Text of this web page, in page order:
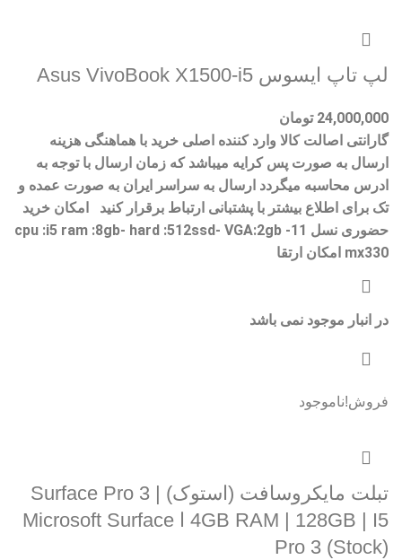
لپ تاپ ایسوس Asus VivoBook X1500-i5
24,000,000 تومان
گارانتی اصالت کالا وارد کننده اصلی خرید با هماهنگی هزینه
ارسال به صورت پس کرایه میباشد که زمان ارسال با توجه به
ادرس محاسبه میگردد ارسال به سراسر ایران به صورت عمده و
تک برای اطلاع بیشتر با پشتبانی ارتباط برقرار کنید امکان خرید
حضوری نسل 11- cpu :i5 ram :8gb- hard :512ssd- VGA:2gb
mx330 امکان ارتقا
در انبار موجود نمی باشد
فروش!ناموجود
تبلت مایکروسافت (استوک) Surface Pro 3 |
4GB RAM | 128GB | I5 ا Microsoft Surface
Pro 3 (Stock)